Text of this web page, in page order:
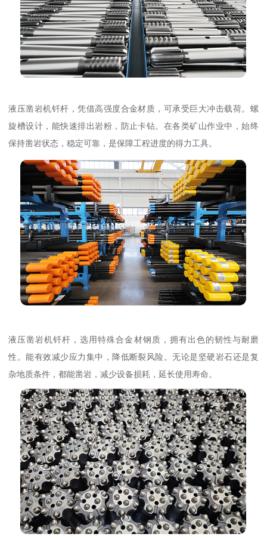
液压凿岩机钎杆，凭借高强度合金材质，可承受巨大冲击载荷。螺
旋槽设计，能快速排出岩粉，防止卡钻。在各类矿山作业中，始终
保持凿岩状态，稳定可靠，是保障工程进度的得力工具。​
液压凿岩机钎杆，选用特殊合金材钢质，拥有出色的韧性与耐磨
性。能有效减少应力集中，降低断裂风险。无论是坚硬岩石还是复
杂地质条件，都能凿岩，减少设备损耗，延长使用寿命。​